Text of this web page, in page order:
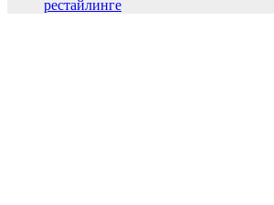
рестайлинге